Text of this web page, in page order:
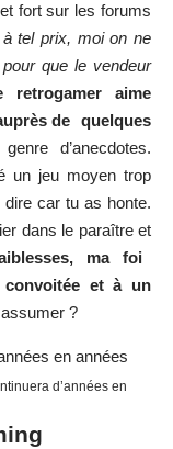
fort sur les forums
tel prix, moi on ne
que le vendeur
retrogamer aime
de quelques
d’anecdotes.
un jeu moyen trop
car tu as honte.
dans le paraître et
ma foi
et à un
?
d’années en